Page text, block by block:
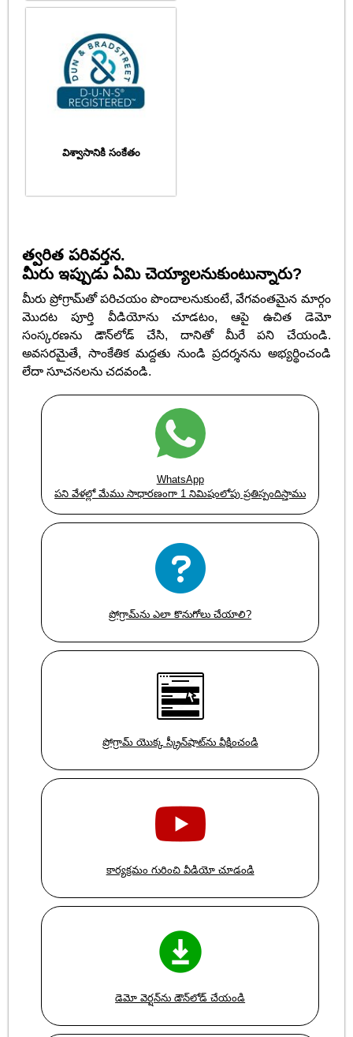
విశ్వాసానికి సంకేతం
త్వరిత పరివర్తన.
మీరు ఇప్పుడు ఏమి చెయ్యాలనుకుంటున్నారు?
మీరు ప్రోగ్రామ్‌తో పరిచయం పొందాలనుకుంటే, వేగవంతమైన మార్గం
మొదట పూర్తి వీడియోను చూడటం, ఆపై ఉచిత డెమో
సంస్కరణను డౌన్‌లోడ్ చేసి, దానితో మీరే పని చేయండి.
అవసరమైతే, సాంకేతిక మద్దతు నుండి ప్రదర్శనను అభ్యర్థించండి
లేదా సూచనలను చదవండి.
WhatsApp
పని వేళల్లో మేము సాధారణంగా 1 నిమిషంలోపు ప్రతిస్పందిస్తాము
ప్రోగ్రామ్‌ను ఎలా కొనుగోలు చేయాలి?
ప్రోగ్రామ్ యొక్క స్క్రీన్‌షాట్‌ను వీక్షించండి
కార్యక్రమం గురించి వీడియో చూడండి
డెమో వెర్షన్‌ను డౌన్‌లోడ్ చేయండి